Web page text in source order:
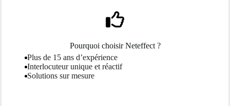
Pourquoi choisir Neteffect ?
Plus de 15 ans d’expérience
Interlocuteur unique et réactif
Solutions sur mesure